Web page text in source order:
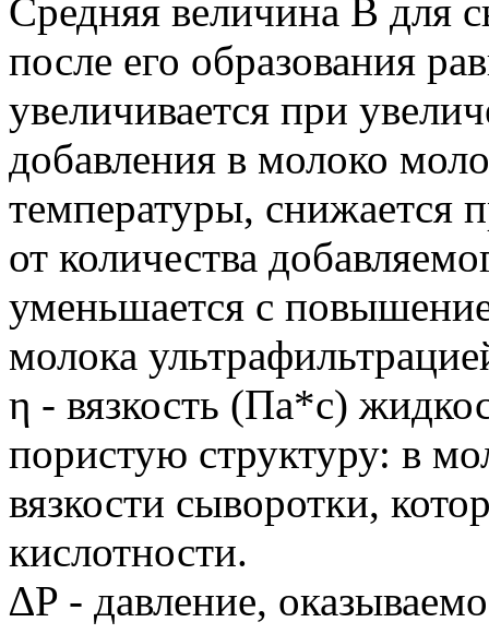
Средняя величина В для
после его образования
увеличивается при
добавления в молоко
температуры, снижается
от количества
уменьшается с
молока
η - вязкость (Па*с)
пористую структуру: в
вязкости сыворотки,
кислотности.
∆P - давление,